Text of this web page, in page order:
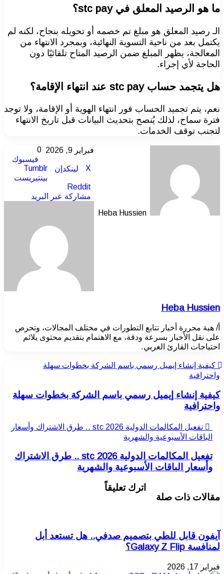
ما هو الرصيد المعلق في stc pay؟
الـ رصيد المعلق هو مبلغ تم خصمه أو تحويله بنجاح، لكنه لم
يكتمل بعد من ناحية التسوية النهائية، وبمجرد الانتهاء من
المعالجة، يظهر المبلغ ضمن الرصيد المتاح تلقائيًا دون
الحاجة لأي إجراء.
هل يتجمد حساب stc pay عند انتهاء الإقامة؟
نعم، يتم تجميد الحساب فور انتهاء الهوية أو الإقامة، ولا توجد
فترة سماح، لذلك يُنصح بتحديث البيانات قبل تاريخ الانتهاء
لتجنب توقف الخدمات.
Heba Hussien
فبراير 9, 2026
0
فيسبوك
‫X
لينكدإن
بينتيريست
مشاركة عبر البريد
Heba Hussien
أ/ هبة محررة أخبار تتابع التطورات في مختلف المجالات، وتحرص
على نقل الأخبار بسرعة ودقة، مع الاهتمام بتقديم محتوى يلائم
احتياجات القارئ العربي.
كيفية إنشاء إيميل رسمي باسم الشركة بخطوات سهلة
واحترافية
كيفية إنشاء إيميل رسمي باسم الشركة بخطوات سهلة
واحترافية
تفعيل المكالمات الدولية stc 2026 .. طرق الاشتراك وأسعار
الباقات الأسبوعية والشهرية
تفعيل المكالمات الدولية stc 2026 .. طرق الاشتراك
وأسعار الباقات الأسبوعية والشهرية
مقالات ذات صلة
آيفون قابل للطي بتصميم صدفي.. هل تستعد أبل
لمنافسة Galaxy Z Flip؟
فبراير 17, 2026
اترك تعليقاً